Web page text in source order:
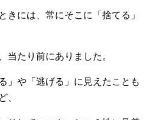
きには、常にそこに「捨てる」
当たり前にありました。
」や「逃げる」に見えたことも
、